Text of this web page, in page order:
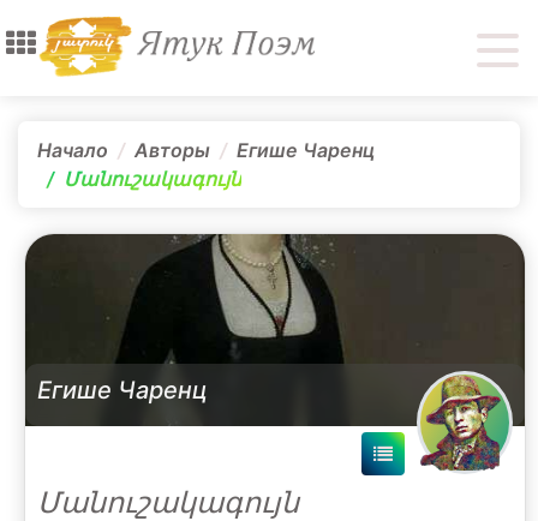
Начало Авторы
Егише Чаренц
Մանուշակագույն
Егише Чаренц
Մանուշակագույն